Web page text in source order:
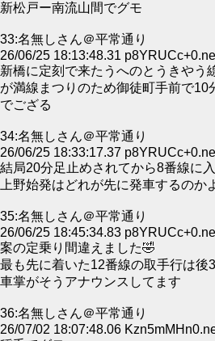
新松戸ー南流山間でグモ
33:名無しさん＠平常通り
26/06/25 18:13:48.31
新橋に定刻で来たうへのとうきやう
が満線まつりのため御徒町手前で10
でござる
34:名無しさん＠平常通り
26/06/25 18:33:17.37
結局20分足止めされてから8番線に
上野始発はどれが先に発車するのか
35:名無しさん＠平常通り
26/06/25 18:45:34.83
案の定乗り間違えました🤣
最も先に着いた12番線の取手行は後
車掌がそうアナウンスしてます
36:名無しさん＠平常通り
26/07/02 18:07:48.06